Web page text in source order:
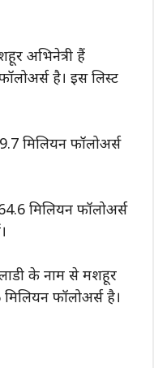
अभिनेत्री हैं
है। इस लिस्ट
मिलियन फॉलोअर्स
मिलियन फॉलोअर्स
के नाम से मशहूर
फॉलोअर्स है।